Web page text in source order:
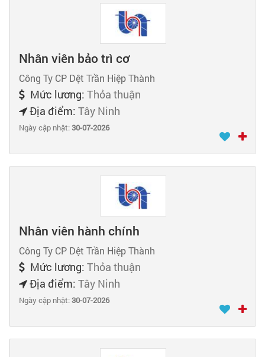
Nhân viên bảo trì cơ
Công Ty CP Dệt Trần Hiệp Thành
Mức lương: Thỏa thuận
Địa điểm: Tây Ninh
Ngày cập nhật:30-07-2026
Nhân viên hành chính
Công Ty CP Dệt Trần Hiệp Thành
Mức lương: Thỏa thuận
Địa điểm: Tây Ninh
Ngày cập nhật:30-07-2026